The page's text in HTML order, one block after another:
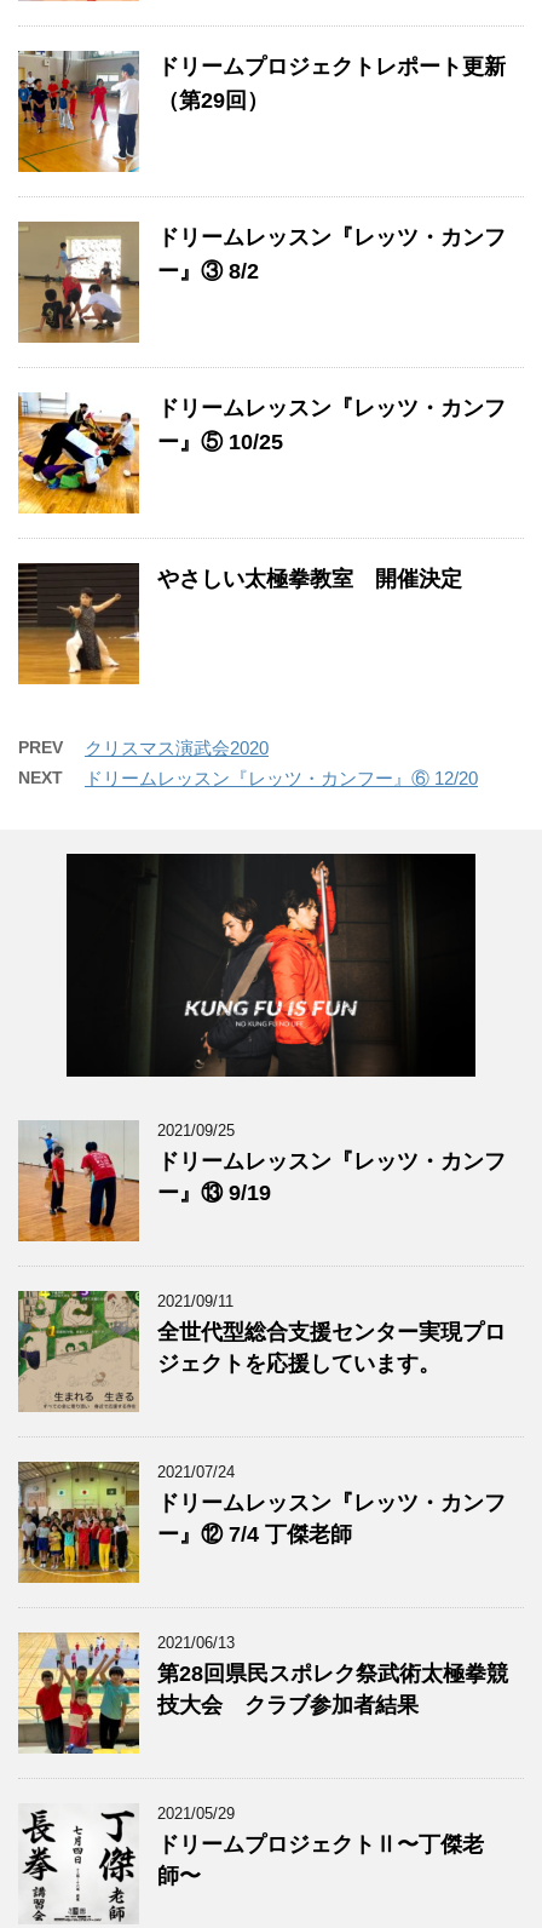
ドリームプロジェクトレポート更新
（第29回）
ドリームレッスン『レッツ・カンフ
ー』③ 8/2
ドリームレッスン『レッツ・カンフ
ー』⑤ 10/25
やさしい太極拳教室 開催決定
PREV クリスマス演武会2020
NEXT ドリームレッスン『レッツ・カンフー』⑥ 12/20
2021/09/25
ドリームレッスン『レッツ・カンフ
ー』⑬ 9/19
2021/09/11
全世代型総合支援センター実現プロ
ジェクトを応援しています。
2021/07/24
ドリームレッスン『レッツ・カンフ
ー』⑫ 7/4 丁傑老師
2021/06/13
第28回県民スポレク祭武術太極拳競
技大会 クラブ参加者結果
2021/05/29
ドリームプロジェクトⅡ〜丁傑老
師〜